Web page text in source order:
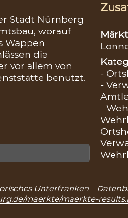
Stadt Nürnberg
worauf
Wappen
die
vor allem von
benutzt.
-
-
-
Unterfranken –
maerkte/maerkte-